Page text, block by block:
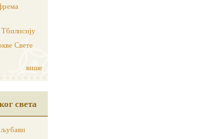
Свете
више
света
љубави